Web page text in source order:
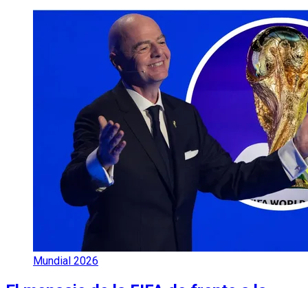
Mundial 2026